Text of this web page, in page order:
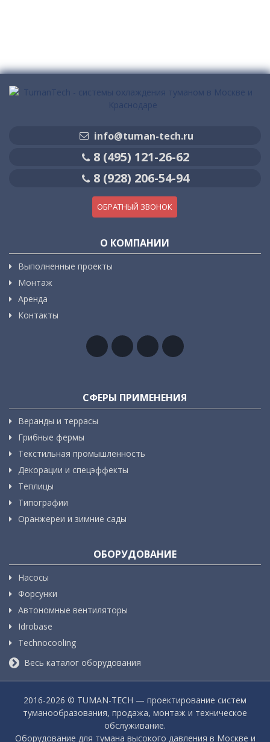
info@tuman-tech.ru
8 (495) 121-26-62
8 (928) 206-54-94
ОБРАТНЫЙ ЗВОНОК
О КОМПАНИИ
Выполненные проекты
Монтаж
Аренда
Контакты
СФЕРЫ ПРИМЕНЕНИЯ
Веранды и террасы
Грибные фермы
Текстильная промышленность
Декорации и спецэффекты
Теплицы
Типографии
Оранжереи и зимние сады
ОБОРУДОВАНИЕ
Насосы
Форсунки
Автономные вентиляторы
Idrobase
Technocooling
Весь каталог оборудования
2016-2026 © TUMAN-TECH — проектирование систем
туманообразования, продажа, монтаж и техническое
обслуживание.
Оборудование для тумана высокого давления в Москве и